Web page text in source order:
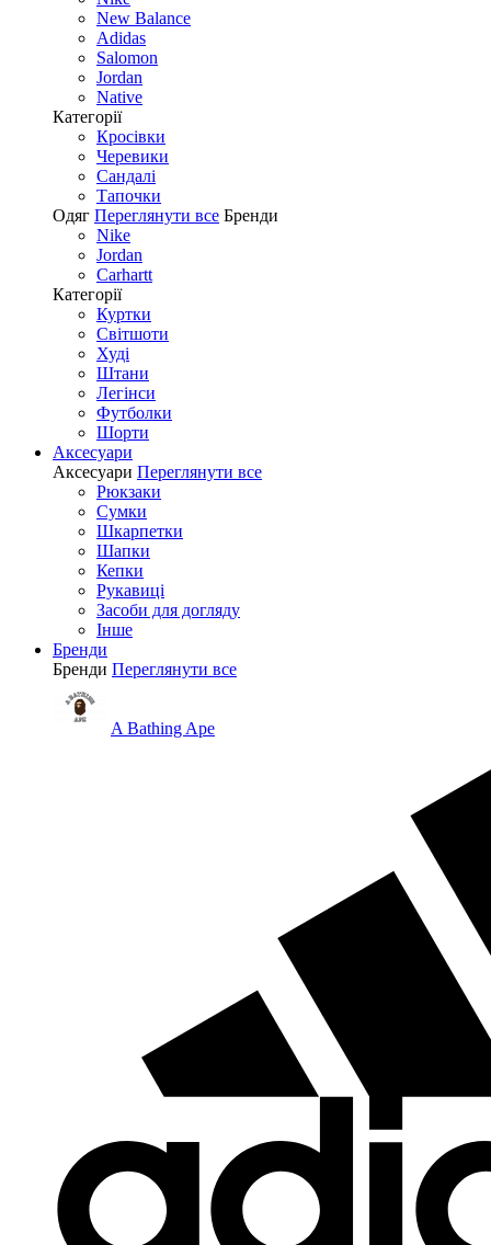
New Balance
Adidas
Salomon
Jordan
Native
Категорії
Кросівки
Черевики
Сандалі
Tапочки
Одяг Переглянути все Бренди
Nike
Jordan
Carhartt
Категорії
Куртки
Світшоти
Худі
Штани
Легінси
Футболки
Шорти
Аксесуари
Аксесуари Переглянути все
Рюкзаки
Сумки
Шкарпетки
Шапки
Кепки
Рукавиці
Засоби для догляду
Інше
Бренди
Бренди Переглянути все
A Bathing Ape